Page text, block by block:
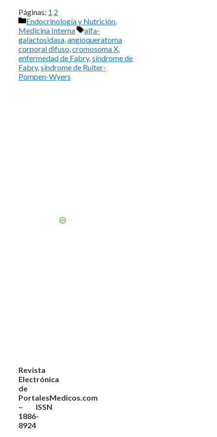
Páginas: 1 2
Categorías
Endocrinología y Nutrición,
Medicina Interna
Etiquetas
alfa-
galactosidasa,angioqueratoma
corporal difuso,cromosoma X,
enfermedad de Fabry,síndrome de
Fabry,síndrome de Ruiter-
Pompen-Wyers
Revista
Electrónica
de
PortalesMedicos.com
– ISSN
1886-
8924